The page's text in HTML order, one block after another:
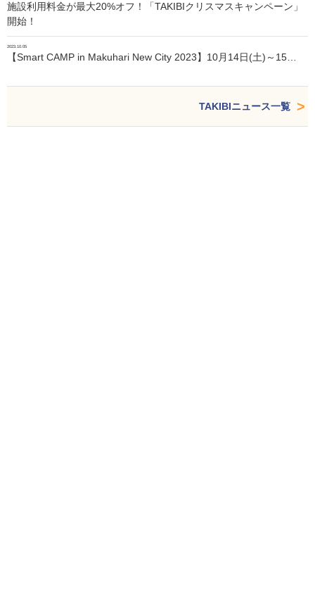
施設利用料金が最大20%オフ！「TAKIBIクリスマスキャンペーン」
開始！
2023.10.05
【Smart CAMP in Makuhari New City 2023】10月14日(土)～15…
TAKIBIニュース一覧